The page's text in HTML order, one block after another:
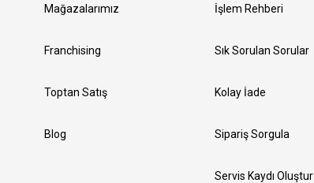
Mağazalarımız
Franchising
Toptan Satış
Blog
İşlem Rehberi
Sık Sorulan Sorular
Kolay İade
Sipariş Sorgula
Servis Kaydı Oluştur